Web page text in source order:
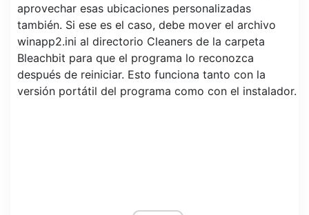
aprovechar esas ubicaciones personalizadas
también. Si ese es el caso, debe mover el archivo
winapp2.ini al directorio Cleaners de la carpeta
Bleachbit para que el programa lo reconozca
después de reiniciar. Esto funciona tanto con la
versión portátil del programa como con el instalador.